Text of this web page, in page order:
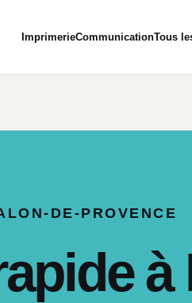
ImprimerieCommunicationTous
DE-PROVENCE
à